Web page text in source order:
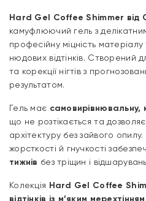
Hard Gel Coffee Shimmer від
камуфлюючий гель з
професійну міцність
нюдових відтінків. Створений
та корекції нігтів з
результатом.
Гель має самовирівнювальну,
що не розтікається та
архітектуру без зайвого
жорсткості й гнучкості
тижнів без тріщин і
Колекція Hard Gel Coffee
відтінків із м’яким мерехтінням